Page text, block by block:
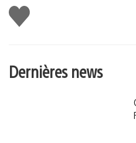
J'aime
Dernières news